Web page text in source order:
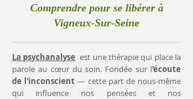
Comprendre pour se libérer à
Vigneux-Sur-Seine
La psychanalyse est une thérapie qui place la
parole au cœur du soin. Fondée sur l'écoute
de l'inconscient— cette part de nous-même
qui influence nos pensées et nos